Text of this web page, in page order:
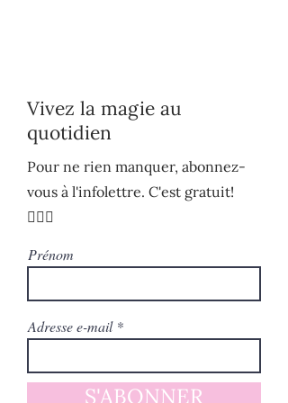
Vivez la magie au
quotidien
Pour ne rien manquer, abonnez-
vous à l'infolettre. C'est gratuit!
🧚🏻‍♀️
Prénom
Adresse e-mail
S'ABONNER